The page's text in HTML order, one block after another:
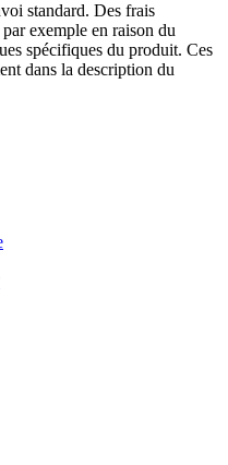
standard. Des frais
exemple en raison du
spécifiques du produit. Ces
dans la description du